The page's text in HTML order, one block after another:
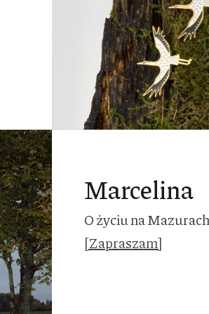
Marcelina
O życiu na
[Zapraszam]